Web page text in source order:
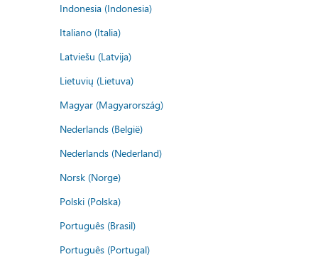
Indonesia (Indonesia)
Italiano (Italia)
Latviešu (Latvija)
Lietuvių (Lietuva)
Magyar (Magyarország)
Nederlands (België)
Nederlands (Nederland)
Norsk (Norge)
Polski (Polska)
Português (Brasil)
Português (Portugal)